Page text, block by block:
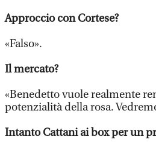
Approccio con Cortese?
«Falso».
Il mercato?
«Benedetto vuole realmente
potenzialità della rosa.
Intanto Cattani ai box per un